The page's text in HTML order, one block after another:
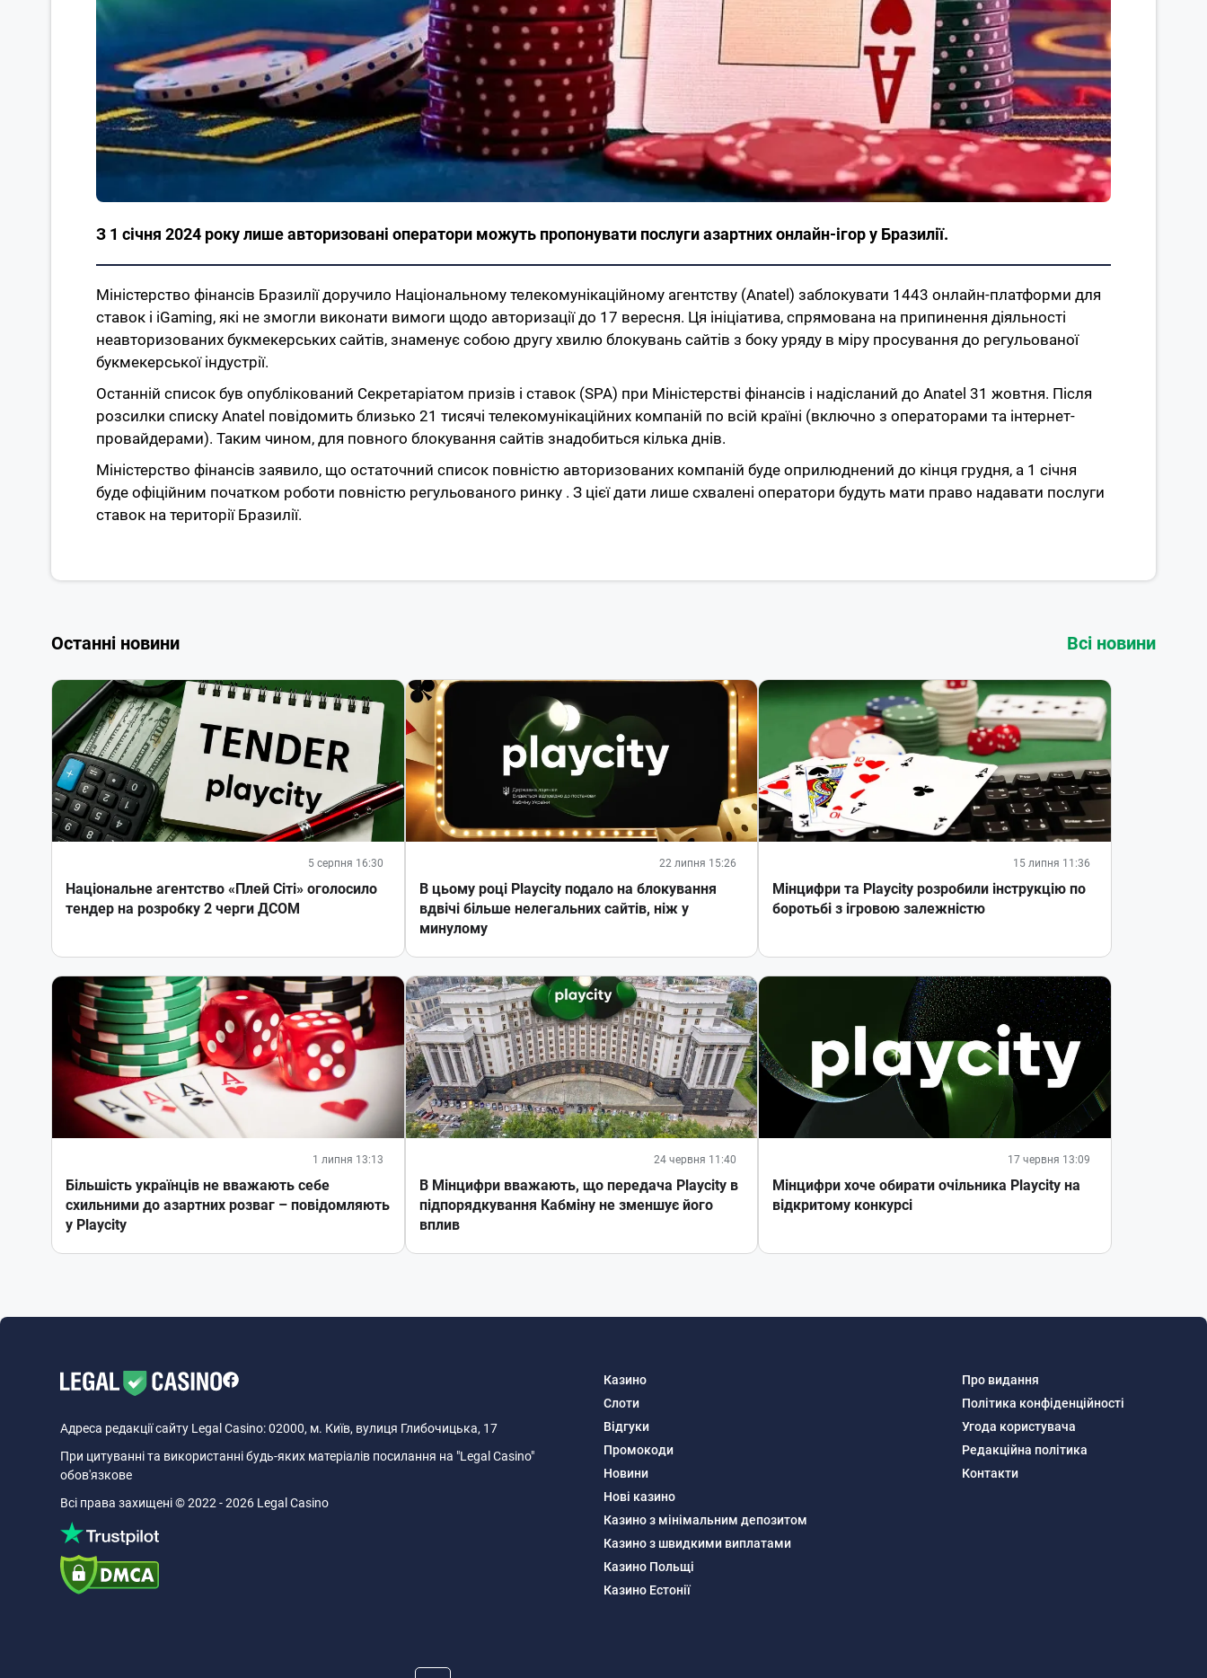
З 1 січня 2024 року лише авторизовані оператори можуть пропонувати послуги азартних онлайн-ігор у Бразилії.
Міністерство фінансів Бразилії доручило Національному телекомунікаційному агентству (Anatel) заблокувати 1443 онлайн-платформи для
ставок і iGaming, які не змогли виконати вимоги щодо авторизації до 17 вересня. Ця ініціатива, спрямована на припинення діяльності
неавторизованих букмекерських сайтів, знаменує собою другу хвилю блокувань сайтів з боку уряду в міру просування до регульованої
букмекерської індустрії.
Останній список був опублікований Секретаріатом призів і ставок (SPA) при Міністерстві фінансів і надісланий до Anatel 31 жовтня. Після
розсилки списку Anatel повідомить близько 21 тисячі телекомунікаційних компаній по всій країні (включно з операторами та інтернет-
провайдерами). Таким чином, для повного блокування сайтів знадобиться кілька днів.
Міністерство фінансів заявило, що остаточний список повністю авторизованих компаній буде оприлюднений до кінця грудня, а 1 січня
буде офіційним початком роботи повністю регульованого ринку . З цієї дати лише схвалені оператори будуть мати право надавати послуги
ставок на території Бразилії.
Останні новини Всі новини
5 серпня 16:30
Національне агентство «Плей Сіті» оголосило
тендер на розробку 2 черги ДСОМ
22 липня 15:26
В цьому році Playcity подало на блокування
вдвічі більше нелегальних сайтів, ніж у
минулому
15 липня 11:36
Мінцифри та Playcity розробили інструкцію по
боротьбі з ігровою залежністю
1 липня 13:13
Більшість українців не вважають себе
схильними до азартних розваг – повідомляють
у Playcity
24 червня 11:40
В Мінцифри вважають, що передача Playcity в
підпорядкування Кабміну не зменшує його
вплив
17 червня 13:09
Мінцифри хоче обирати очільника Playcity на
відкритому конкурсі
Адреса редакції сайту Legal Casino: 02000, м. Київ, вулиця Глибочицька, 17
При цитуванні та використанні будь-яких матеріалів посилання на "Legal Casino"
обов'язкове
Всі права захищені © 2022 - 2026 Legal Casino
Казино
Слоти
Відгуки
Промокоди
Новини
Нові казино
Казино з мінімальним депозитом
Казино з швидкими виплатами
Казино Польщі
Казино Естонії
Про видання
Політика конфіденційності
Угода користувача
Редакційна політика
Контакти